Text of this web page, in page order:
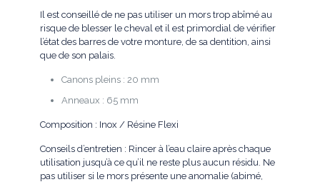
Il est conseillé de ne pas utiliser un mors trop abîmé au
risque de blesser le cheval et il est primordial de vérifier
l’état des barres de votre monture, de sa dentition, ainsi
que de son palais.
Canons pleins : 20 mm
Anneaux : 65 mm
Composition : Inox / Résine Flexi
Conseils d’entretien : Rincer à l’eau claire après chaque
utilisation jusqu’à ce qu’il ne reste plus aucun résidu. Ne
pas utiliser si le mors présente une anomalie (abimé,